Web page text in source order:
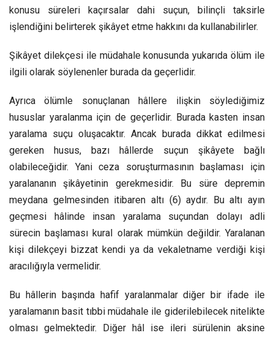
konusu süreleri kaçırsalar dahi suçun, bilinçli taksirle
işlendiğini belirterek şikâyet etme hakkını da kullanabilirler.
Şikâyet dilekçesi ile müdahale konusunda yukarıda ölüm ile
ilgili olarak söylenenler burada da geçerlidir.
Ayrıca ölümle sonuçlanan hâllere ilişkin söylediğimiz
hususlar yaralanma için de geçerlidir. Burada kasten insan
yaralama suçu oluşacaktır. Ancak burada dikkat edilmesi
gereken husus, bazı hâllerde suçun şikâyete bağlı
olabileceğidir. Yani ceza soruşturmasının başlaması için
yaralananın şikâyetinin gerekmesidir. Bu süre depremin
meydana gelmesinden itibaren altı (6) aydır. Bu altı ayın
geçmesi hâlinde insan yaralama suçundan dolayı adli
sürecin başlaması kural olarak mümkün değildir. Yaralanan
kişi dilekçeyi bizzat kendi ya da vekaletname verdiği kişi
aracılığıyla vermelidir.
Bu hâllerin başında hafif yaralanmalar diğer bir ifade ile
yaralamanın basit tıbbi müdahale ile giderilebilecek nitelikte
olması gelmektedir. Diğer hâl ise ileri sürülenin aksine